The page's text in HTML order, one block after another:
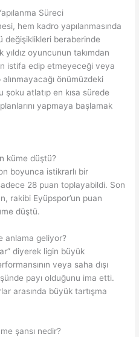
Süreci
hem kadro yapılanmasında
değişiklikleri beraberinde
oyuncunun takımdan
istifa edip etmeyeceği veya
alınmayacağı önümüzdeki
atlatıp en kısa sürede
yapmaya başlamak
küme düştü?
boyunca istikrarlı bir
28 puan toplayabildi. Son
rakibi Eyüpspor’un puan
düştü.
anlama geliyor?
diyerek ligin büyük
veya saha dışı
payı olduğunu ima etti.
arasında büyük tartışma
şansı nedir?